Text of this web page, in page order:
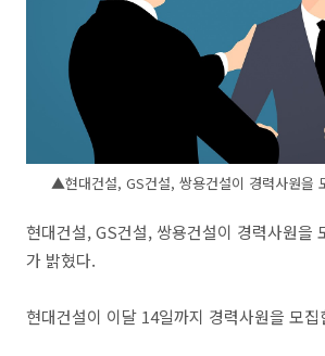
▲현대건설, GS건설, 쌍용건설이 경력사원을
현대건설, GS건설, 쌍용건설이 경력사원을
가 밝혔다.
현대건설이 이달 14일까지 경력사원을 모집